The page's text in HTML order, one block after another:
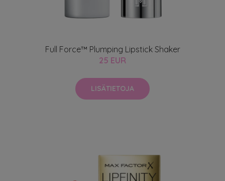
Full Force™ Plumping Lipstick Shaker
25 EUR
LISÄTIETOJA